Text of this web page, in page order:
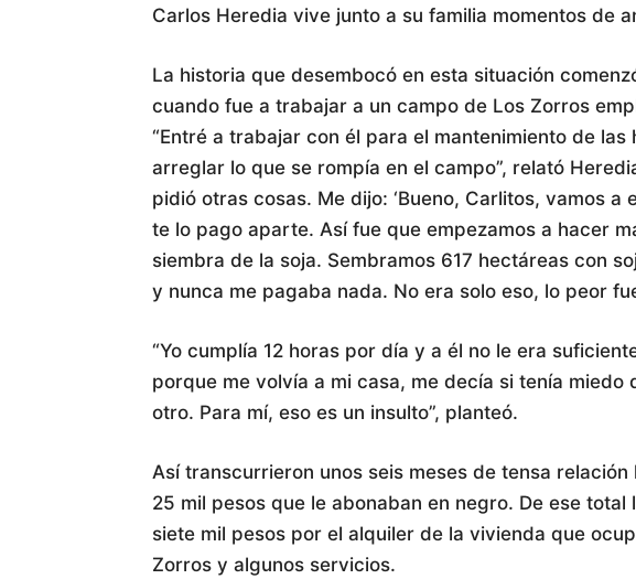
Carlos Heredia vive junto a su familia momentos de
La historia que desembocó en esta situación
cuando fue a trabajar a un campo de Los Zorros
“Entré a trabajar con él para el mantenimiento de
arreglar lo que se rompía en el campo”, relató
pidió otras cosas. Me dijo: ‘Bueno, Carlitos, vamos
te lo pago aparte. Así fue que empezamos a hacer
siembra de la soja. Sembramos 617 hectáreas con
y nunca me pagaba nada. No era solo eso, lo peor
“Yo cumplía 12 horas por día y a él no le era
porque me volvía a mi casa, me decía si tenía miedo
otro. Para mí, eso es un insulto”, planteó.
Así transcurrieron unos seis meses de tensa
25 mil pesos que le abonaban en negro. De ese
siete mil pesos por el alquiler de la vivienda que
Zorros y algunos servicios.